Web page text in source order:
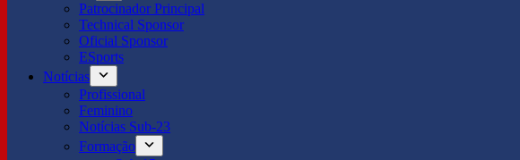
Patrocinador Principal
Technical Sponsor
Oficial Sponsor
ESports
Notícias
Profissional
Feminino
Notícias Sub-23
Formação